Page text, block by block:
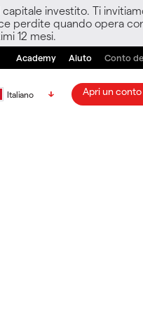
investito. Ti
perdite quando opera
12 mesi.
Academy Aiuto Conto
Italiano Apri un